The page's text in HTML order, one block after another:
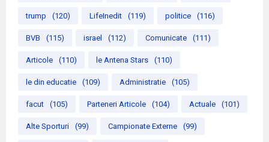
trump (120) LifeInedit (119) politice (116)
BVB (115) israel (112) Comunicate (111)
Articole (110) le Antena Stars (110)
le din educatie (109) Administratie (105)
facut (105) Parteneri Articole (104) Actuale (101)
Alte Sporturi (99) Campionate Externe (99)